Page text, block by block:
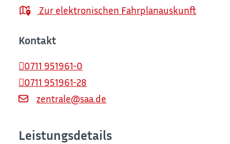
Zur elektronischen Fahrplanauskunft
Kontakt
0711 951961-0
0711 951961-28
zentrale@saa.de
Leistungsdetails